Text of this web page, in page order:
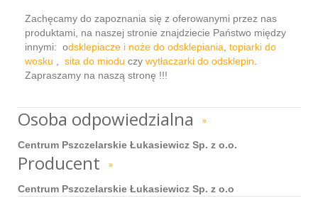
Zachęcamy do zapoznania się z oferowanymi przez nas
produktami, na naszej stronie znajdziecie Państwo między
innymi: odsklepiacze i noże do odsklepiania topiarki do
wosku
sita do miodu czy wytłaczarki do odsklepin
Zapraszamy na naszą stronę !!!
Osoba odpowiedzialna »
Centrum Pszczelarskie Łukasiewicz Sp. z o.o.
Producent »
Centrum Pszczelarskie Łukasiewicz Sp. z o.o